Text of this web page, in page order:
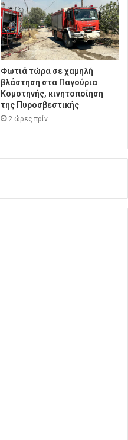
Φωτιά τώρα σε χαμηλή
βλάστηση στα Παγούρια
Κομοτηνής, κινητοποίηση
της Πυροσβεστικής
2 ώρες πρίν